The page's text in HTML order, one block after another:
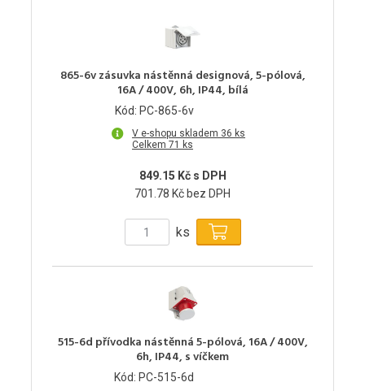
865-6v zásuvka nástěnná designová, 5-pólová,
16A / 400V, 6h, IP44, bílá
Kód: PC-865-6v
V e-shopu skladem 36 ks
Celkem 71 ks
849.15 Kč s DPH
701.78 Kč bez DPH
ks
515-6d přívodka nástěnná 5-pólová, 16A / 400V,
6h, IP44, s víčkem
Kód: PC-515-6d